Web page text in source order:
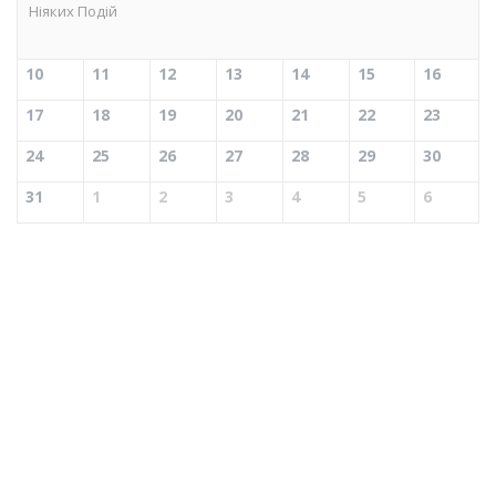
Ніяких Подій
10 11 12 13 14 15
16
17
18 19 20 21 22
23
24
25 26 27 28 29
30
31
1 2 3 4 5 6